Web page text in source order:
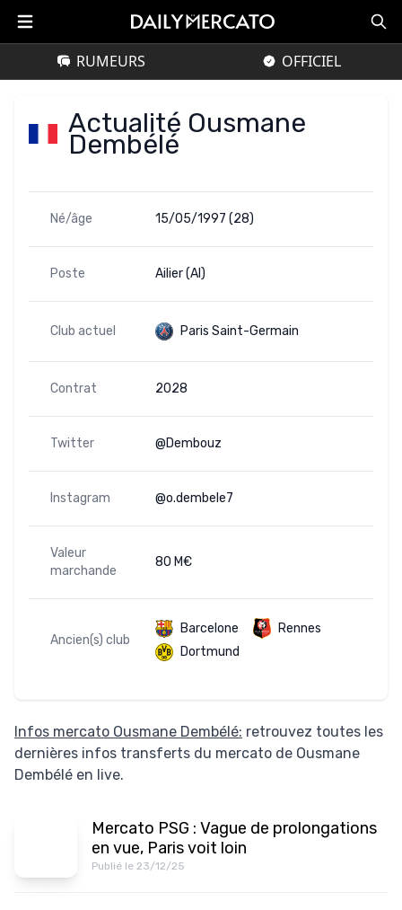
RUMEURS OFFICIEL
Actualité Ousmane
Dembélé
Né/âge 15/05/1997 (28)
Poste Ailier (AI)
Club actuel Paris Saint-Germain
Contrat 2028
Twitter @Dembouz
Instagram @o.dembele7
Valeur
marchande
80 M€
Ancien(s) club
Barcelone
Rennes
Dortmund
Infos mercato Ousmane Dembélé: retrouvez toutes les
dernières infos transferts du mercato de Ousmane
Dembélé en live.
Mercato PSG : Vague de prolongations
en vue, Paris voit loin
Publié le 23/12/25